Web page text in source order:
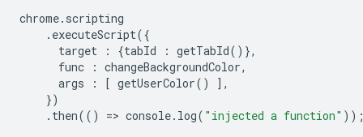
chrome. scripting
. executeScript({
target
: {tabId : getTabId()},
func
: changeBackgroundColor,
args
: [ getUserColor()
],
})
. then(() => console. log( "injected a function"